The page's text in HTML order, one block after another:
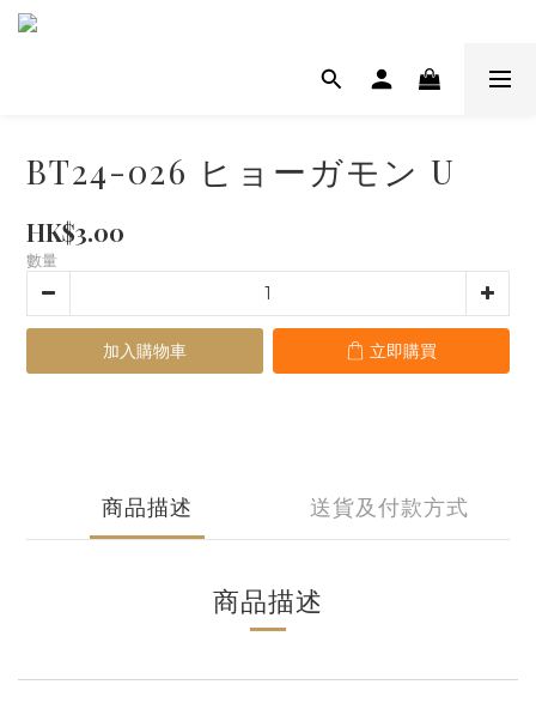
BT24-026 ヒョーガモン U
HK$3.00
數量
加入購物車 立即購買
商品描述 送貨及付款方式
商品描述